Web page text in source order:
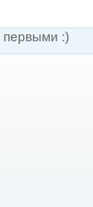
первыми :)